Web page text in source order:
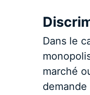
Dans le
marché